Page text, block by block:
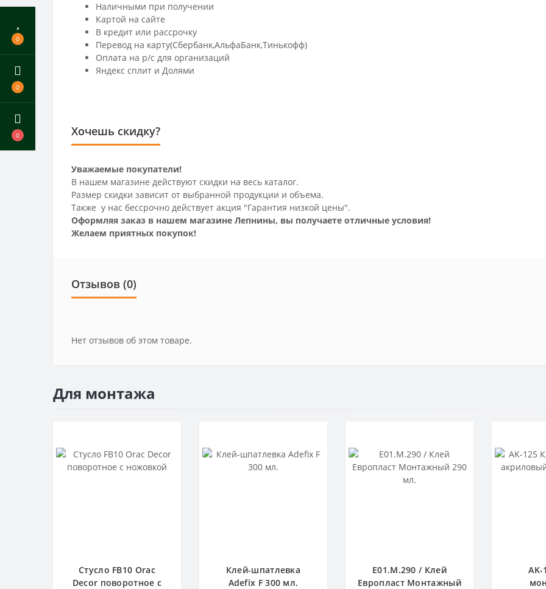
0
0
0
Наличными при получении
Картой на сайте
В кредит или рассрочку
Перевод на карту(Сбербанк,АльфаБанк,Тинькофф)
Оплата на р/c для организаций
Яндекс сплит и Долями
Хочешь скидку?
Уважаемые покупатели!
В нашем магазине действуют скидки на весь каталог.
Размер скидки зависит от выбранной продукции и объема.
Также у нас бессрочно действует акция "Гарантия низкой цены".
Оформляя заказ в нашем магазине Лепнины, вы получаете отличные условия!
Желаем приятных покупок!
Отзывов (0)
Нет отзывов об этом товаре.
Для монтажа
Стусло FB10 Orac
Decor поворотное с
Клей-шпатлевка
Adefix F 300 мл.
E01.M.290 / Клей
Европласт Монтажный